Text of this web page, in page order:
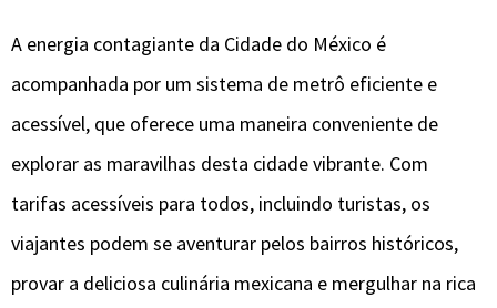
A energia contagiante da Cidade do México é
acompanhada por um sistema de metrô eficiente e
acessível, que oferece uma maneira conveniente de
explorar as maravilhas desta cidade vibrante. Com
tarifas acessíveis para todos, incluindo turistas, os
viajantes podem se aventurar pelos bairros históricos,
provar a deliciosa culinária mexicana e mergulhar na rica